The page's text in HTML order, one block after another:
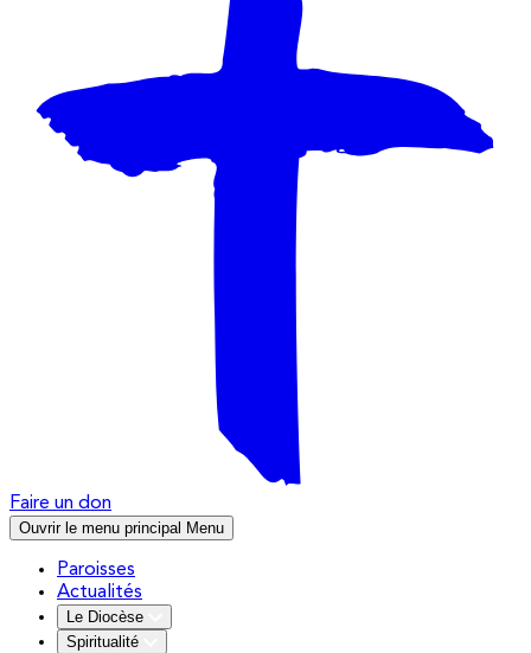
Faire un don
Ouvrir le menu principal Menu
Paroisses
Actualités
Le Diocèse
Spiritualité